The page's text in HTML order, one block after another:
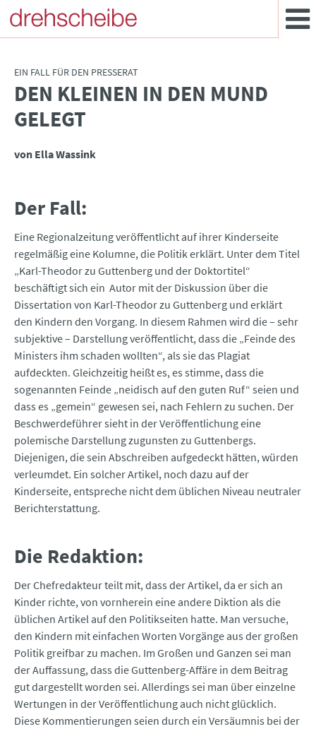
EIN FALL FÜR DEN PRESSERAT
:DEN KLEINEN IN DEN MUND
GELEGT
von Ella Wassink
Der Fall:
Eine Regionalzeitung veröffentlicht auf ihrer Kinderseite
regelmäßig eine Kolumne, die Politik erklärt. Unter dem Titel
„Karl-Theodor zu Guttenberg und der Doktortitel“
beschäftigt sich ein Autor mit der Diskussion über die
Dissertation von Karl-Theodor zu Guttenberg und erklärt
den Kindern den Vorgang. In diesem Rahmen wird die – sehr
subjektive – Darstellung veröffentlicht, dass die „Feinde des
Ministers ihm schaden wollten“, als sie das Plagiat
aufdeckten. Gleichzeitig heißt es, es stimme, dass die
sogenannten Feinde „neidisch auf den guten Ruf“ seien und
dass es „gemein“ gewesen sei, nach Fehlern zu suchen. Der
Beschwerdeführer sieht in der Veröffentlichung eine
polemische Darstellung zugunsten zu Guttenbergs.
Diejenigen, die sein Abschreiben aufgedeckt hätten, würden
verleumdet. Ein solcher Artikel, noch dazu auf der
Kinderseite, entspreche nicht dem üblichen Niveau neutraler
Berichterstattung.
Die Redaktion:
Der Chefredakteur teilt mit, dass der Artikel, da er sich an
Kinder richte, von vornherein eine andere Diktion als die
üblichen Artikel auf den Politikseiten hatte. Man versuche,
den Kindern mit einfachen Worten Vorgänge aus der großen
Politik greifbar zu machen. Im Großen und Ganzen sei man
der Auffassung, dass die Guttenberg-Affäre in dem Beitrag
gut dargestellt worden sei. Allerdings sei man über einzelne
Wertungen in der Veröffentlichung auch nicht glücklich.
Diese Kommentierungen seien durch ein Versäumnis bei der